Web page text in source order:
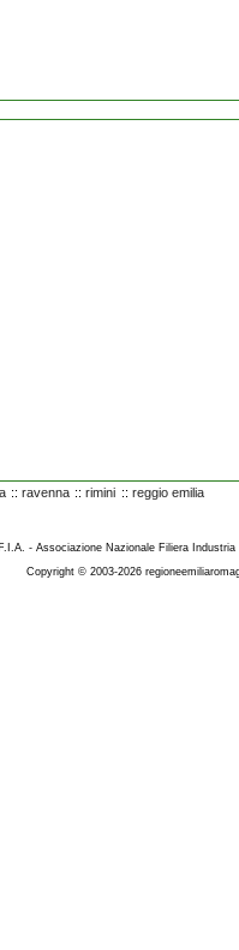
:: ravenna :: rimini :: reggio emilia
- Associazione Nazionale Filiera
Copyright © 2003-2026